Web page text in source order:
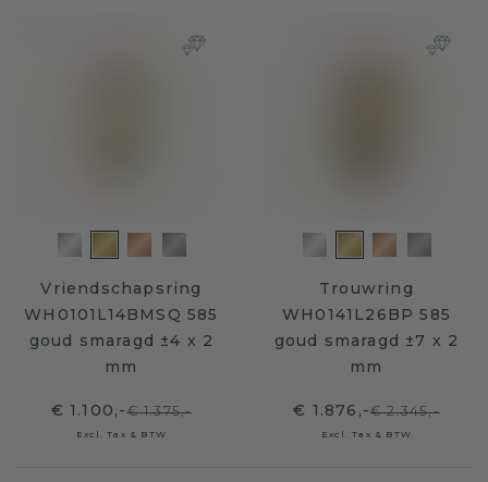
Vriendschapsring
WH0101L14BMSQ 585
goud smaragd ±4 x 2
mm
€ 1.100,-€ 1.375,-
Excl. Tax & BTW
Trouwring
WH0141L26BP 585
goud smaragd ±7 x 2
mm
€ 1.876,-€ 2.345,-
Excl. Tax & BTW